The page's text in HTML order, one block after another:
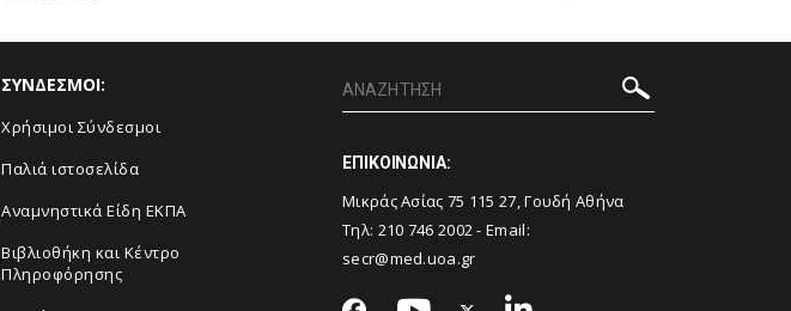
ΣΥΝΔΕΣΜΟΙ:
Χρήσιμοι Σύνδεσμοι
Παλιά ιστοσελίδα
Αναμνηστικά Είδη ΕΚΠΑ
Βιβλιοθήκη και Κέντρο
Πληροφόρησης
ΕΠΙΚΟΙΝΩΝΙΑ:
Μικράς Ασίας 75 115 27, Γουδή Αθήνα
Τηλ: 210 746 2002 - Email:
secr@med.uoa.gr